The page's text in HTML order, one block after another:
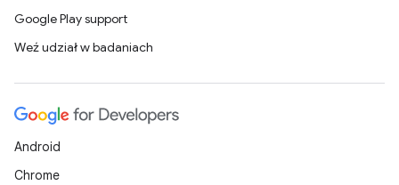
Google Play support
Weź udział w badaniach
Android
Chrome